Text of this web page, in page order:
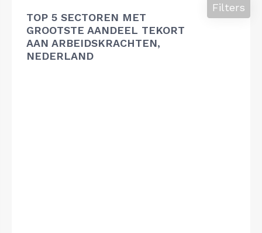
TOP 5 SECTOREN MET
GROOTSTE AANDEEL TEKORT
AAN ARBEIDSKRACHTEN,
NEDERLAND
Filters